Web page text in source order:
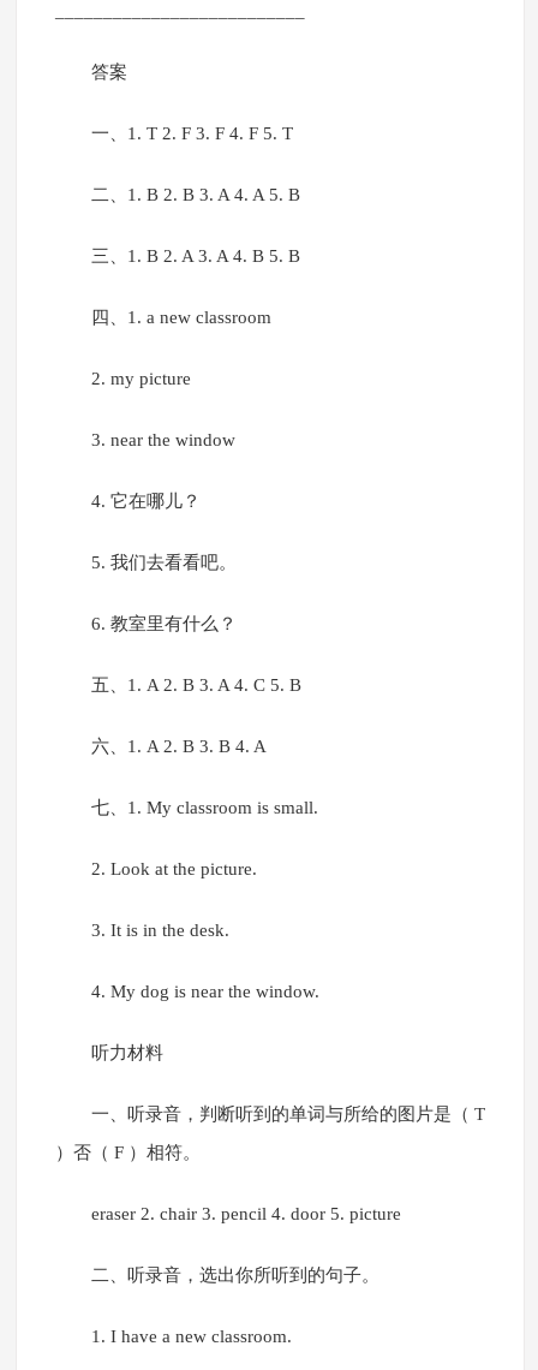
答案
一、1. T 2. F 3. F 4. F 5. T
二、1. B 2. B 3. A 4. A 5. B
三、1. B 2. A 3. A 4. B 5. B
四、1. a new classroom
2. my picture
3. near the window
4. 它在哪儿？
5. 我们去看看吧。
6. 教室里有什么？
五、1. A 2. B 3. A 4. C 5. B
六、1. A 2. B 3. B 4. A
七、1. My classroom is small.
2. Look at the picture.
3. It is in the desk.
4. My dog is near the window.
听力材料
一、听录音，判断听到的单词与所给的图片是（ T
）否（ F ）相符。
eraser 2. chair 3. pencil 4. door 5. picture
二、听录音，选出你所听到的句子。
1. I have a new classroom.